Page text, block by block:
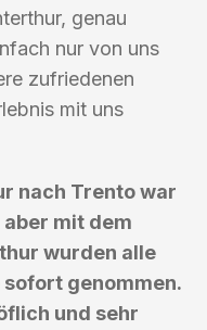
genau
nur von uns
zufriedenen
mit uns
nach Trento war
mit dem
wurden alle
genommen.
und sehr